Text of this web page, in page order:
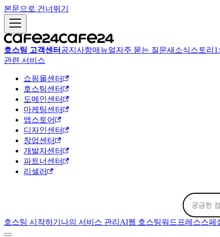
본문으로 건너뛰기
호스팅 고객센터 공지사항매뉴얼자주 묻는 질문새소식스토리
관련 서비스
쇼핑몰센터
호스팅센터
도메인센터
마케팅센터
앱스토어
디자인센터
창업센터
개발자센터
파트너센터
리셀러
호스팅 시작하기 나의 서비스 관리 AI웹 호스팅워드프레스스페